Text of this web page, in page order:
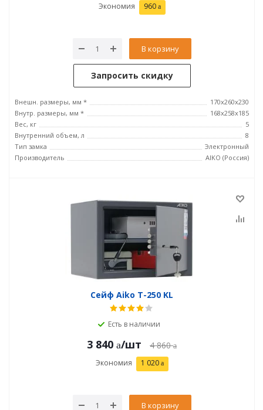
Экономия 960
В корзину
Запросить скидку
Внешн. размеры, мм *
170x260x230
Внутр. размеры, мм *
168x258x185
Вес, кг
5
Внутренний объем, л
8
Тип замка
Электронный
Производитель
AIKO (Россия)
Сейф Aiko T-250 KL
Есть в наличии
3 840 /шт 4 860
Экономия 1 020
В корзину